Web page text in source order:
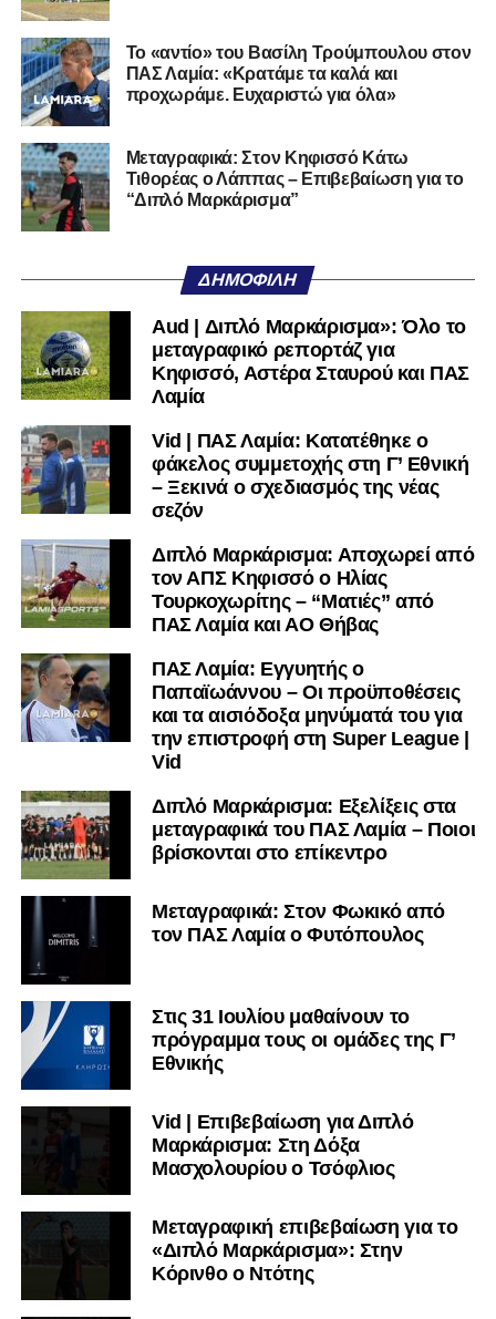
Το «αντίο» του Βασίλη Τρούμπουλου στον
ΠΑΣ Λαμία: «Κρατάμε τα καλά και
προχωράμε. Ευχαριστώ για όλα»
Μεταγραφικά: Στον Κηφισσό Κάτω
Τιθορέας ο Λάππας – Επιβεβαίωση για το
“Διπλό Μαρκάρισμα”
ΔΗΜΟΦΙΛΉ
Aud | Διπλό Μαρκάρισμα»: Όλο το
μεταγραφικό ρεπορτάζ για
Κηφισσό, Αστέρα Σταυρού και ΠΑΣ
Λαμία
Vid | ΠΑΣ Λαμία: Κατατέθηκε ο
φάκελος συμμετοχής στη Γ’ Εθνική
– Ξεκινά ο σχεδιασμός της νέας
σεζόν
Διπλό Μαρκάρισμα: Αποχωρεί από
τον ΑΠΣ Κηφισσό ο Ηλίας
Τουρκοχωρίτης – “Ματιές” από
ΠΑΣ Λαμία και ΑΟ Θήβας
ΠΑΣ Λαμία: Εγγυητής ο
Παπαϊωάννου – Οι προϋποθέσεις
και τα αισιόδοξα μηνύματά του για
την επιστροφή στη Super League |
Vid
Διπλό Μαρκάρισμα: Εξελίξεις στα
μεταγραφικά του ΠΑΣ Λαμία – Ποιοι
βρίσκονται στο επίκεντρο
Μεταγραφικά: Στον Φωκικό από
τον ΠΑΣ Λαμία ο Φυτόπουλος
Στις 31 Ιουλίου μαθαίνουν το
πρόγραμμα τους οι ομάδες της Γ’
Εθνικής
Vid | Επιβεβαίωση για Διπλό
Μαρκάρισμα: Στη Δόξα
Μασχολουρίου ο Τσόφλιος
Μεταγραφική επιβεβαίωση για το
«Διπλό Μαρκάρισμα»: Στην
Κόρινθο ο Ντότης